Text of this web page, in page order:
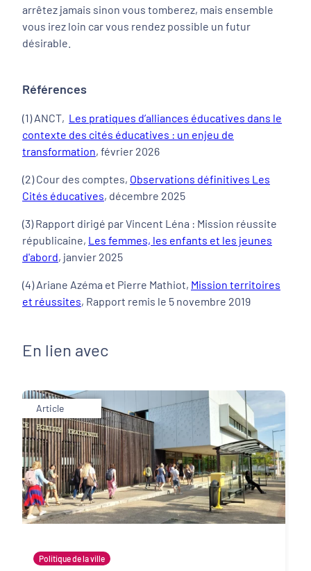
arrêtez jamais sinon vous tomberez, mais ensemble
vous irez loin car vous rendez possible un futur
désirable.
Références
(1) ANCT, Les pratiques d’alliances éducatives dans le
contexte des cités éducatives : un enjeu de
transformation, février 2026
(2) Cour des comptes, Observations définitives Les
Cités éducatives, décembre 2025
(3) Rapport dirigé par Vincent Léna : Mission réussite
républicaine, Les femmes, les enfants et les jeunes
d'abord, janvier 2025
(4) Ariane Azéma et Pierre Mathiot, Mission territoires
et réussites, Rapport remis le 5 novembre 2019
En lien avec
Article
Politique de la ville